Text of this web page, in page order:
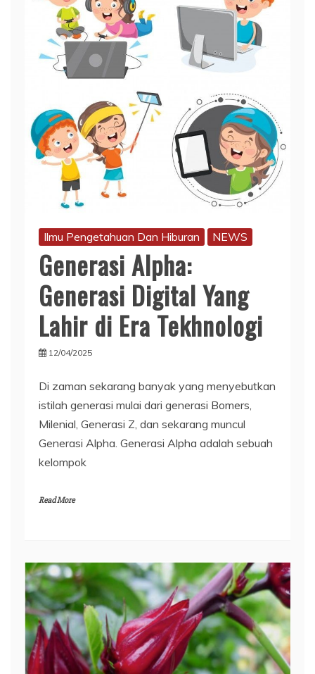
Ilmu Pengetahuan Dan Hiburan NEWS
Generasi Alpha:
Generasi Digital Yang
Lahir di Era Tekhnologi
12/04/2025
Di zaman sekarang banyak yang menyebutkan
istilah generasi mulai dari generasi Bomers,
Milenial, Generasi Z, dan sekarang muncul
Generasi Alpha. Generasi Alpha adalah sebuah
kelompok
Read More